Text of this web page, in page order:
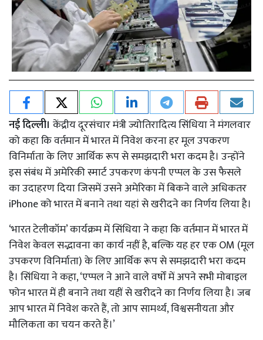
नई दिल्ली। केंद्रीय दूरसंचार मंत्री ज्योतिरादित्य सिंधिया ने मंगलवार
को कहा कि वर्तमान में भारत में निवेश करना हर मूल उपकरण
विनिर्माता के लिए आर्थिक रूप से समझदारी भरा कदम है। उन्होंने
इस संबंध में अमेरिकी स्मार्ट उपकरण कंपनी एप्पल के उस फैसले
का उदाहरण दिया जिसमें उसने अमेरिका में बिकने वाले अधिकतर
iPhone को भारत में बनाने तथा यहां से खरीदने का निर्णय लिया है।
‘भारत टेलीकॉम’ कार्यक्रम में सिंधिया ने कहा कि वर्तमान में भारत में
निवेश केवल सद्भावना का कार्य नहीं है, बल्कि यह हर एक OM (मूल
उपकरण विनिर्माता) के लिए आर्थिक रूप से समझदारी भरा कदम
है। सिंधिया ने कहा, ‘एप्पल ने आने वाले वर्षों में अपने सभी मोबाइल
फोन भारत में ही बनाने तथा यहीं से खरीदने का निर्णय लिया है। जब
आप भारत में निवेश करते हैं, तो आप सामर्थ्य, विश्वसनीयता और
मौलिकता का चयन करते हैं।’